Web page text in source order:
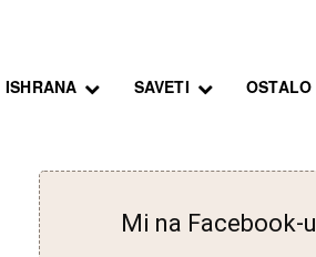
ISHRANA SAVETI OSTALO
Mi na Facebook-u